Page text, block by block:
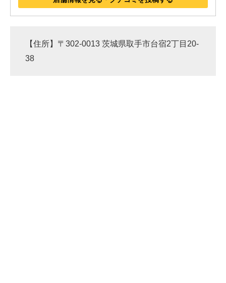
【住所】〒302-0013 茨城県取手市台宿2丁目20-
38